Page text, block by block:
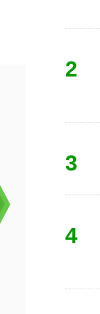
2
3
4